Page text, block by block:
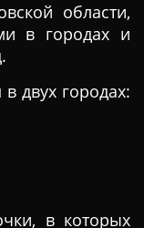
области,
в городах и
двух городах:
в которых